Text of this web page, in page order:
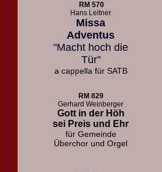
RM 570
Hans Leitner
Missa
Adventus
"Macht hoch die
Tür"
a cappella für SATB
RM 829
Gerhard Weinberger
Gott in der Höh
sei Preis und Ehr
für Gemeinde
Überchor und Orgel